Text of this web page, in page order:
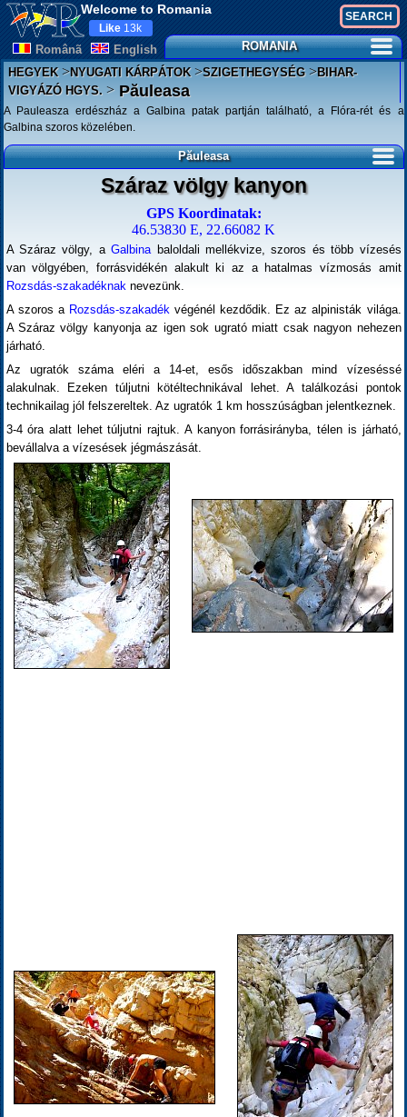
Welcome to Romania
Românã English
Like 13k
ROMANIA
HEGYEK>NYUGATI KÁRPÁTOK>SZIGETHEGYSÉG>BIHAR-
VIGYÁZÓ HGYS. >Păuleasa
A Pauleasza erdészház a Galbina patak partján található, a Flóra-rét és a
Galbina szoros közelében.
Păuleasa
Száraz völgy kanyon
GPS Koordinatak:
46.53830 E, 22.66082 K
A Száraz völgy, aGalbina baloldali mellékvize, szoros és több vízesés
van völgyében, forrásvidékén alakult ki az a hatalmas vízmosás amit
Rozsdás-szakadéknak nevezünk.
A szoros a Rozsdás-szakadék végénél kezdődik. Ez az alpinisták világa.
A Száraz völgy kanyonja az igen sok ugrató miatt csak nagyon nehezen
járható.
Az ugratók száma eléri a 14-et, esős időszakban mind vízeséssé
alakulnak. Ezeken túljutni kötéltechnikával lehet. A találkozási pontok
technikailag jól felszereltek. Az ugratók 1 km hosszúságban jelentkeznek.
3-4 óra alatt lehet túljutni rajtuk. A kanyon forrásirányba, télen is járható,
bevállalva a vízesések jégmászását.